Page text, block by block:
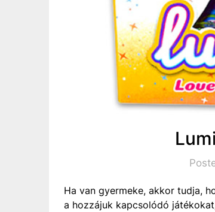
Ha van gyermeke, akkor tudja,
a hozzájuk kapcsolódó